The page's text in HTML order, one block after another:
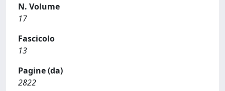
N. Volume
17
Fascicolo
13
Pagine (da)
2822